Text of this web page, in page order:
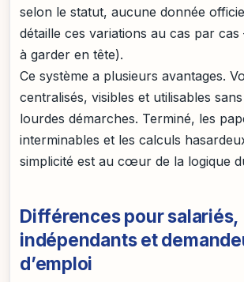
selon le statut, aucune donnée
détaille ces variations au cas par
à garder en tête).
Ce système a plusieurs avantages.
centralisés, visibles et utilisables
lourdes démarches. Terminé, les
interminables et les calculs
simplicité est au cœur de la logique
Différences pour salariés,
indépendants et
d’emploi